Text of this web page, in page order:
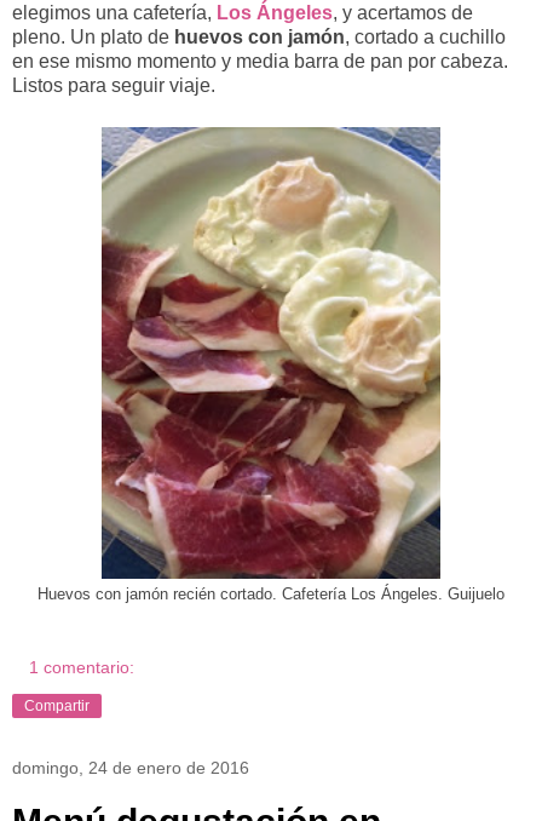
elegimos una cafetería, Los Ángeles, y acertamos de
pleno. Un plato de huevos con jamón, cortado a cuchillo
en ese mismo momento y media barra de pan por cabeza.
Listos para seguir viaje.
Huevos con jamón recién cortado. Cafetería Los Ángeles. Guijuelo
1 comentario:
Compartir
domingo, 24 de enero de 2016